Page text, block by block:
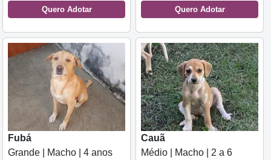
Quero Adotar Quero Adotar
Fubá
Grande | Macho | 4 anos
Cauã
Médio | Macho | 2 a 6